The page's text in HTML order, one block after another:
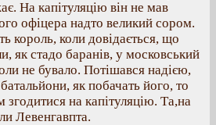
На капітуляцію він не мав
офіцера надто великий сором.
король, коли довідається, що
як стадо баранів, у московський
не бувало. Потішався надією,
як побачать його, то
згодитися на капітуляцію. Та,на
Левенгавпта.